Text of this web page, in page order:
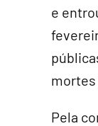
e
mortes
Pela